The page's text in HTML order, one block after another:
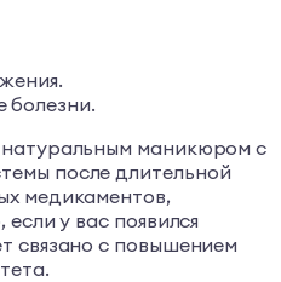
болезни.
маникюром с
после длительной
медикаментов,
у вас появился
связано с повышением